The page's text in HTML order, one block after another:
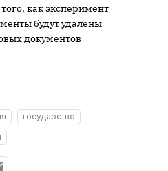
как эксперимент
будут удалены
документов
государство